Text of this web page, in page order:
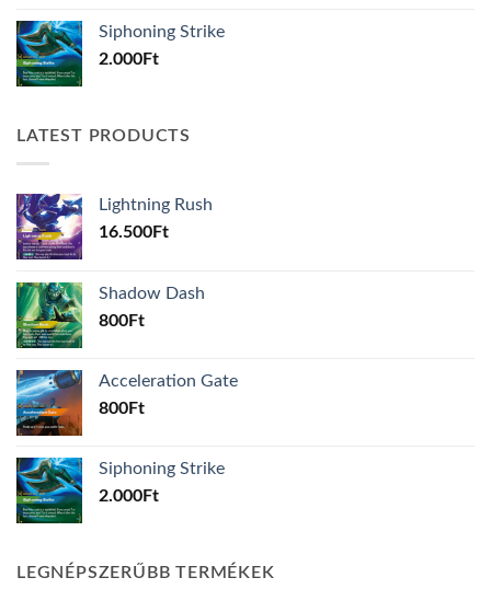
Siphoning Strike
2.000Ft
LATEST PRODUCTS
Lightning Rush
16.500Ft
Shadow Dash
800Ft
Acceleration Gate
800Ft
Siphoning Strike
2.000Ft
LEGNÉPSZERŰBB TERMÉKEK